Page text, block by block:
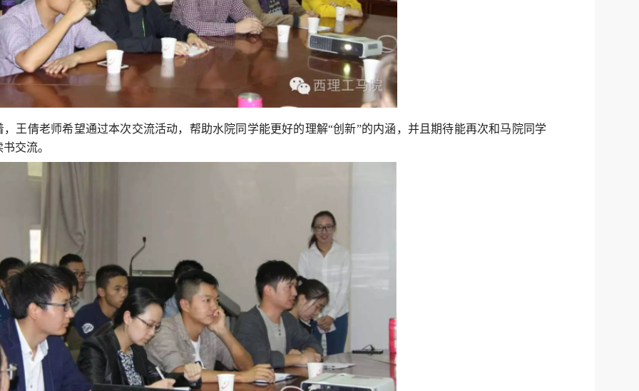
，王倩老师希望通过本次交流活动，帮助水院同学能更好的理解“创新”的内涵，并且期待能再次和马院同学
交流。